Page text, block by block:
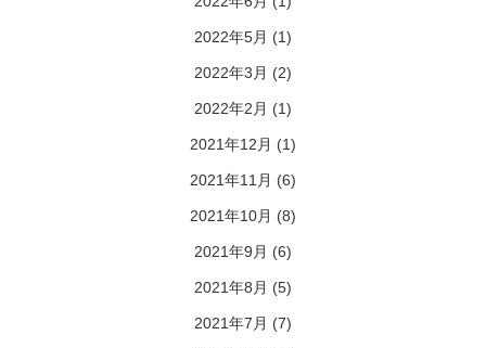
2022年5月 (1)
2022年3月 (2)
2022年2月 (1)
2021年12月 (1)
2021年11月 (6)
2021年10月 (8)
2021年9月 (6)
2021年8月 (5)
2021年7月 (7)